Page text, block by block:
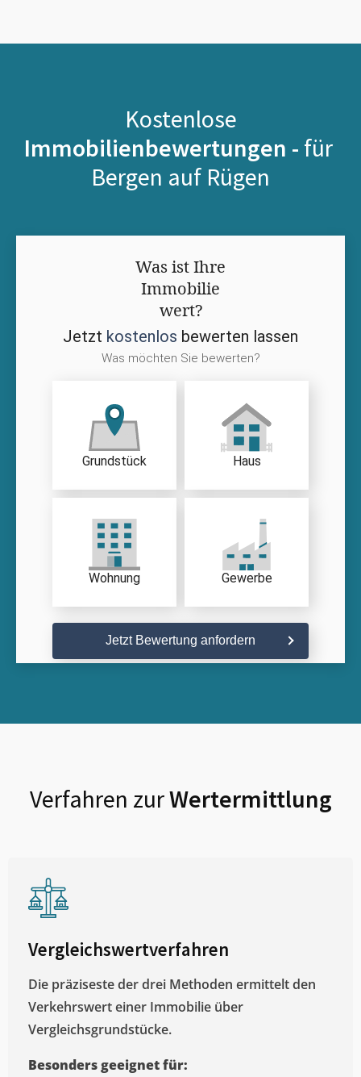
Kostenlose
Immobilienbewertungen - für
Bergen auf Rügen
Was ist Ihre
Immobilie
wert?
Jetzt kostenlos bewerten lassen
Was möchten Sie bewerten?
Grundstück Haus
Wohnung Gewerbe
Jetzt Bewertung anfordern
Verfahren zurWertermittlung
Vergleichswertverfahren
Die präziseste der drei Methoden ermittelt den
Verkehrswert einer Immobilie über
Vergleichsgrundstücke.
Besonders geeignet für: